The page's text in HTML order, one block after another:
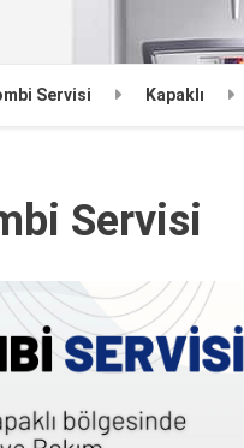
Servisi Kapaklı
Servisi